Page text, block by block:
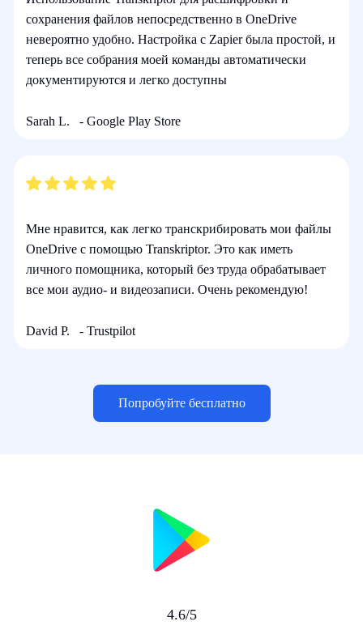
сохранения файлов непосредственно в OneDrive
невероятно удобно. Настройка с Zapier была простой, и
теперь все собрания моей команды автоматически
документируются и легко доступны
Sarah L. - Google Play Store
Мне нравится, как легко транскрибировать мои файлы
OneDrive с помощью Transkriptor. Это как иметь
личного помощника, который без труда обрабатывает
все мои аудио- и видеозаписи. Очень рекомендую!
David P. - Trustpilot
Попробуйте бесплатно
4.6/5